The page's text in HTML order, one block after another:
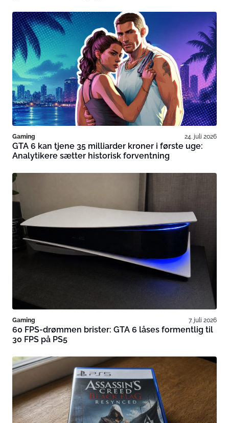
Gaming 24. juli 2026
GTA 6 kan tjene 35 milliarder kroner i første uge:
Analytikere sætter historisk forventning
Gaming 7. juli 2026
60 FPS-drømmen brister: GTA 6 låses formentlig til
30 FPS på PS5